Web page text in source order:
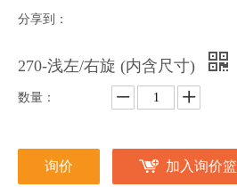
分享到：
270-浅左/右旋 (内含尺寸)
数量：
询价 加入询价篮